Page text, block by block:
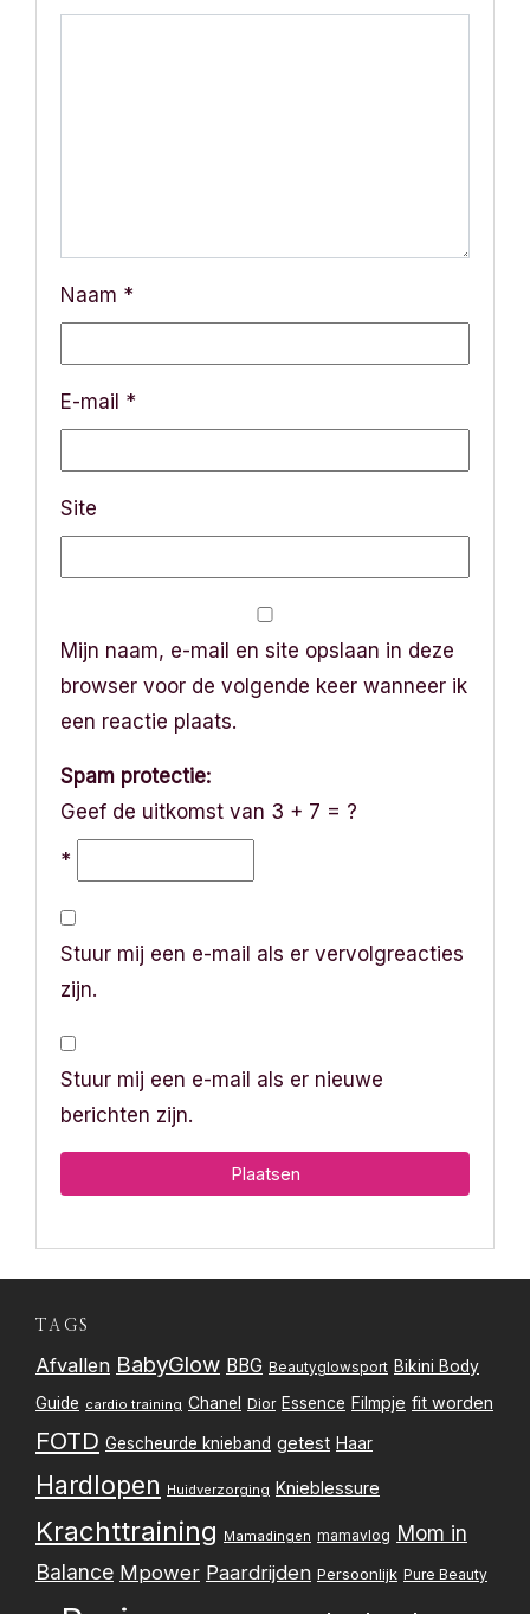
Naam *
E-mail *
Site
Mijn naam, e-mail en site opslaan in deze
browser voor de volgende keer wanneer ik
een reactie plaats.
Spam protectie:
Geef de uitkomst van 3 + 7 = ?
*
Stuur mij een e-mail als er vervolgreacties
zijn.
Stuur mij een e-mail als er nieuwe
berichten zijn.
TAGS
Afvallen BabyGlow BBG Beautyglowsport Bikini Body
Guide cardio training Chanel Dior Essence Filmpje fit worden
FOTD Gescheurde knieband getest Haar
Hardlopen Huidverzorging Knieblessure
Krachttraining Mamadingen mamavlog Mom in
Balance Mpower Paardrijden Persoonlijk Pure Beauty